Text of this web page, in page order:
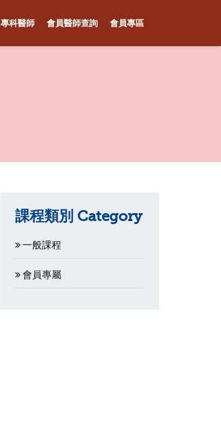
專科醫師 會員醫師查詢 會員專區
課程類別 Category
一般課程
會員專屬